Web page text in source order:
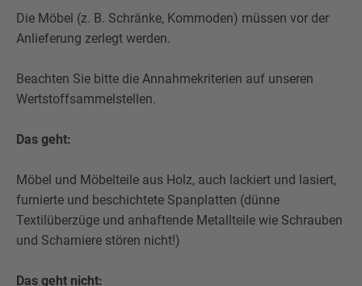
Die Möbel (z. B. Schränke, Kommoden) müssen vor der
Anlieferung zerlegt werden.
Beachten Sie bitte die Annahmekriterien auf unseren
Wertstoffsammelstellen.
Das geht:
Möbel und Möbelteile aus Holz, auch lackiert und lasiert,
furnierte und beschichtete Spanplatten (dünne
Textilüberzüge und anhaftende Metallteile wie Schrauben
und Scharniere stören nicht!)
Das geht nicht: